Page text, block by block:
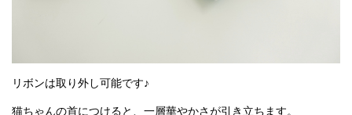
リボンは取り外し可能です♪
猫ちゃんの首につけると、一層華やかさが引き立ちます。